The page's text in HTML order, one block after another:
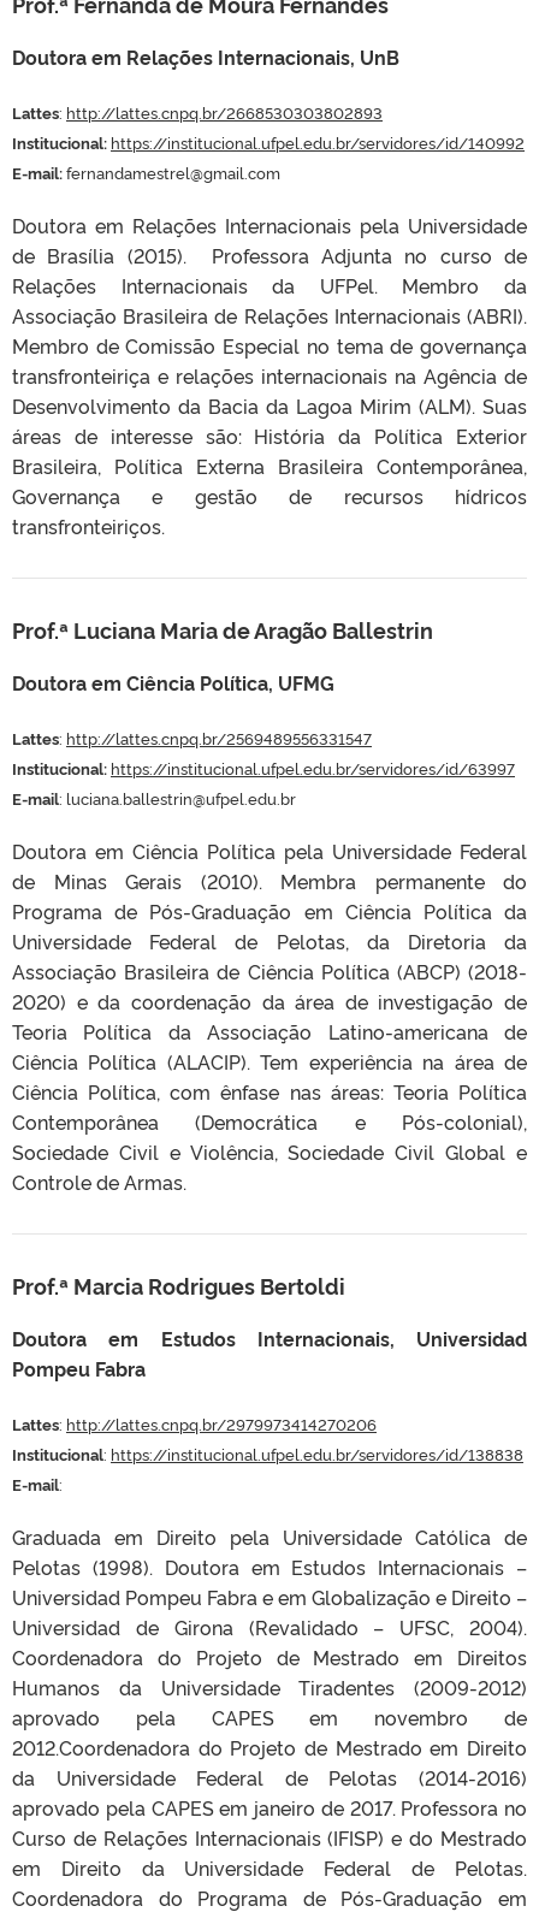
Doutora em Relações Internacionais, UnB
Lattes: http://lattes.cnpq.br/2668530303802893
Institucional: https://institucional.ufpel.edu.br/servidores/id/140992
E-mail:fernandamestrel@gmail.com
Doutora em Relações Internacionais pela Universidade
de Brasília (2015). Professora Adjunta no curso de
Relações Internacionais da UFPel. Membro da
Associação Brasileira de Relações Internacionais (ABRI).
Membro de Comissão Especial no tema de governança
transfronteiriça e relações internacionais na Agência de
Desenvolvimento da Bacia da Lagoa Mirim (ALM). Suas
áreas de interesse são: História da Política Exterior
Brasileira, Política Externa Brasileira Contemporânea,
Governança e gestão de recursos hídricos
transfronteiriços.
Prof.ª Luciana Maria de Aragão Ballestrin
Doutora em Ciência Política, UFMG
Lattes: http://lattes.cnpq.br/2569489556331547
Institucional: https://institucional.ufpel.edu.br/servidores/id/63997
E-mail: luciana.ballestrin@ufpel.edu. br
Doutora em Ciência Política pela Universidade Federal
de Minas Gerais (2010). Membra permanente do
Programa de Pós-Graduação em Ciência Política da
Universidade Federal de Pelotas, da Diretoria da
Associação Brasileira de Ciência Política (ABCP) (2018-
2020) e da coordenação da área de investigação de
Teoria Política da Associação Latino-americana de
Ciência Política (ALACIP). Tem experiência na área de
Ciência Política, com ênfase nas áreas: Teoria Política
Contemporânea (Democrática e Pós-colonial),
Sociedade Civil e Violência, Sociedade Civil Global e
Controle de Armas.
Prof.ª Marcia Rodrigues Bertoldi
Doutora em Estudos Internacionais, Universidad
Pompeu Fabra
Lattes: http://lattes.cnpq.br/2979973414270206
Institucional: https://institucional.ufpel.edu.br/servidores/id/138838
E-mail:
Graduada em Direito pela Universidade Católica de
Pelotas (1998). Doutora em Estudos Internacionais –
Universidad Pompeu Fabra e em Globalização e Direito –
Universidad de Girona (Revalidado – UFSC, 2004).
Coordenadora do Projeto de Mestrado em Direitos
Humanos da Universidade Tiradentes (2009-2012)
aprovado pela CAPES em novembro de
2012.Coordenadora do Projeto de Mestrado em Direito
da Universidade Federal de Pelotas (2014-2016)
aprovado pela CAPES em janeiro de 2017. Professora no
Curso de Relações Internacionais (IFISP) e do Mestrado
em Direito da Universidade Federal de Pelotas.
Coordenadora do Programa de Pós-Graduação em